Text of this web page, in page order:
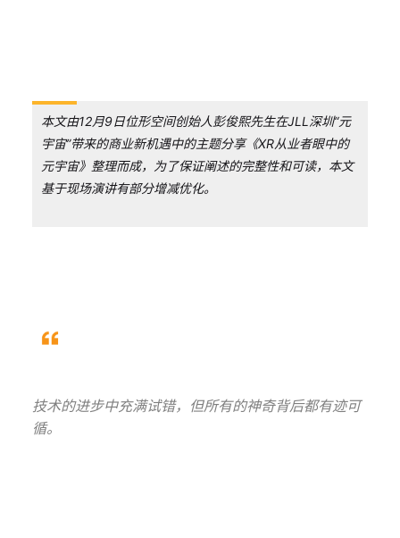
本文由12月9日位形空间创始人彭俊熙先生在JLL深圳“元
宇宙”带来的商业新机遇中的主题分享《XR从业者眼中的
元宇宙》整理而成，为了保证阐述的完整性和可读，本文
基于现场演讲有部分增减优化。
技术的进步中充满试错，但所有的神奇背后都有迹可
循。